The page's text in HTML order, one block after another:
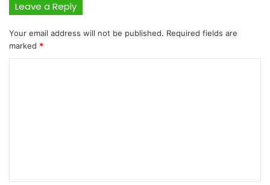
Leave a Reply
Your email address will not be published. Required fields are
marked *